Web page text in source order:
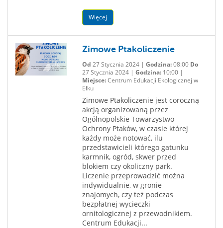
Więcej
Zimowe Ptakoliczenie
Od 27 Stycznia 2024 | Godzina:08:00 Do
27 Stycznia 2024 | Godzina:10:00 |
Miejsce:Centrum Edukacji Ekologicznej w
Ełku
Zimowe Ptakoliczenie jest coroczną
akcją organizowaną przez
Ogólnopolskie Towarzystwo
Ochrony Ptaków, w czasie której
każdy może notować, ilu
przedstawicieli którego gatunku
karmnik, ogród, skwer przed
blokiem czy okoliczny park.
Liczenie przeprowadzić można
indywidualnie, w gronie
znajomych, czy też podczas
bezpłatnej wycieczki
ornitologicznej z przewodnikiem.
Centrum Edukacji...